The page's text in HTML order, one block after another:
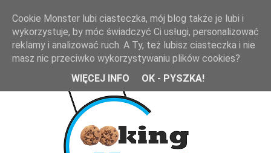
Cookie Monster lubi ciasteczka, mój blog także je lubi i
wykorzystuje, by móc świadczyć Ci usługi, personalizować
reklamy i analizować ruch. A Ty, też lubisz ciasteczka i nie
masz nic przeciwko wykorzystywaniu plików cookies?
WIĘCEJ INFO
OK - PYSZKA!